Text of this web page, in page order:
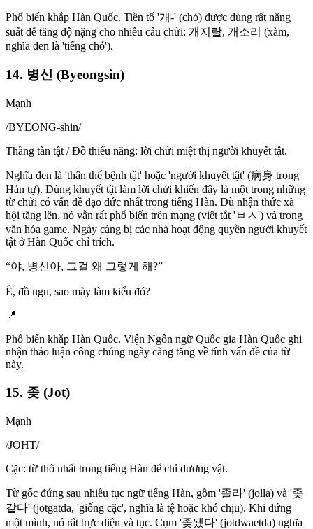
Phổ biến khắp Hàn Quốc. Tiền tố '개-' (chó) được dùng rất năng
suất để tăng độ nặng cho nhiều câu chửi: 개지랄, 개소리 (xàm,
nghĩa đen là 'tiếng chó').
14. 병신 (Byeongsin)
Mạnh
/BYEONG-shin/
Thằng tàn tật / Đồ thiểu năng: lời chửi miệt thị người khuyết tật.
Nghĩa đen là 'thân thể bệnh tật' hoặc 'người khuyết tật' (病身 trong
Hán tự). Dùng khuyết tật làm lời chửi khiến đây là một trong những
từ chửi có vấn đề đạo đức nhất trong tiếng Hàn. Dù nhận thức xã
hội tăng lên, nó vẫn rất phổ biến trên mạng (viết tắt 'ㅂㅅ') và trong
văn hóa game. Ngày càng bị các nhà hoạt động quyền người khuyết
tật ở Hàn Quốc chỉ trích.
“야, 병신아, 그걸 왜 그렇게 해?”
Ê, đồ ngu, sao mày làm kiểu đó?
📍
Phổ biến khắp Hàn Quốc. Viện Ngôn ngữ Quốc gia Hàn Quốc ghi
nhận thảo luận công chúng ngày càng tăng về tính vấn đề của từ
này.
15. 좆 (Jot)
Mạnh
/JOHT/
Cặc: từ thô nhất trong tiếng Hàn để chỉ dương vật.
Từ gốc đứng sau nhiều tục ngữ tiếng Hàn, gồm '졸라' (jolla) và '좆
같다' (jotgatda, 'giống cặc', nghĩa là tệ hoặc khó chịu). Khi đứng
một mình, nó rất trực diện và tục. Cụm '좆됐다' (jotdwaetda) nghĩa